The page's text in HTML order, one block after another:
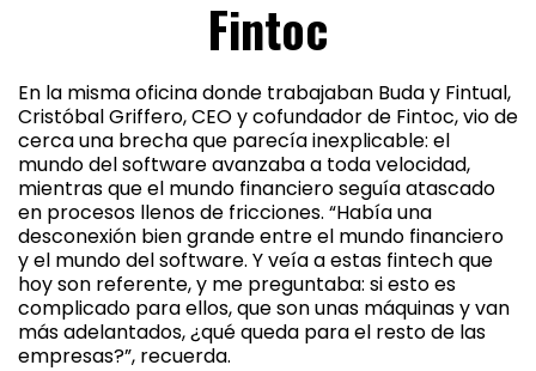
Fintoc
En la misma oficina donde trabajaban Buda y Fintual,
Cristóbal Griffero, CEO y cofundador de Fintoc, vio de
cerca una brecha que parecía inexplicable: el
mundo del software avanzaba a toda velocidad,
mientras que el mundo financiero seguía atascado
en procesos llenos de fricciones. “Había una
desconexión bien grande entre el mundo financiero
y el mundo del software. Y veía a estas fintech que
hoy son referente, y me preguntaba: si esto es
complicado para ellos, que son unas máquinas y van
más adelantados, ¿qué queda para el resto de las
empresas?”, recuerda.